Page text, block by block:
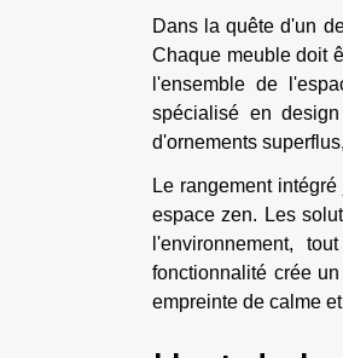
Dans la quête d'un
Chaque meuble doit
l'ensemble de
spécialisé en
d'ornements
Le rangement
espace zen. Les
l'environnement,
fonctionnalité crée
empreinte de calme